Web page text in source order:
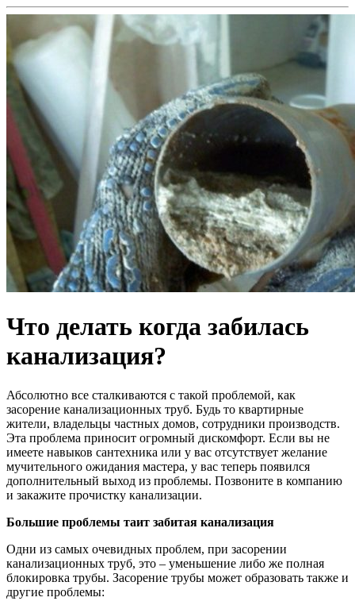
Что делать когда забилась
канализация?
Абсолютно все сталкиваются с такой проблемой, как
засорение канализационных труб. Будь то квартирные
жители, владельцы частных домов, сотрудники производств.
Эта проблема приносит огромный дискомфорт. Если вы не
имеете навыков сантехника или у вас отсутствует желание
мучительного ожидания мастера, у вас теперь появился
дополнительный выход из проблемы. Позвоните в компанию
и закажите прочистку канализации.
Большие проблемы таит забитая канализация
Одни из самых очевидных проблем, при засорении
канализационных труб, это – уменьшение либо же полная
блокировка трубы. Засорение трубы может образовать также и
другие проблемы: